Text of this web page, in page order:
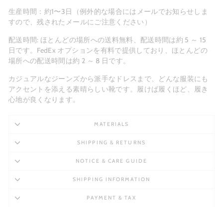
生産時間：約1〜3日（例外的な場合にはメールでお知らせしま
すので、残されたメールにご注意ください）
配送時間: ほとんどの場所への送料無料、配送時間は約 5 ～ 15
日です。FedEx オプションを有料で提供しており、ほとんどの
場所への配送時間は約 2 ～ 8 日です。
カジュアルなジーンズから派手なドレスまで、どんな服装にも
アクセントを添える素晴らしい靴です。履けば履くほど、履き
心地が良くなります。
MATERIALS
SHIPPING & RETURNS
NOTICE & CARE GUIDE
SHIPPING INFORMATION
PAYMENT & TAX